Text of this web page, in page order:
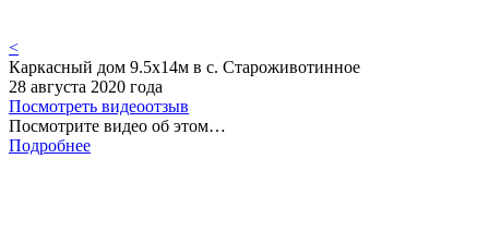
<
Каркасный дом 9.5х14м в с. Староживотинное
28 августа 2020 года
Посмотреть видеоотзыв
Посмотрите видео об этом…
Подробнее